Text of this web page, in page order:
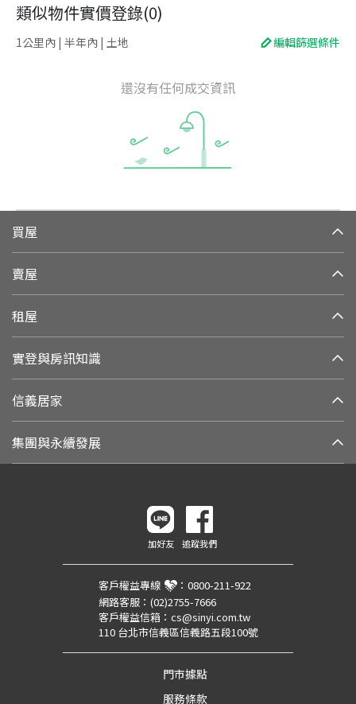
類似物件實價登錄(0)
1公里內 | 半年內 | 土地 編輯篩選條件
還沒有任何成交資訊
買屋
賣屋
租屋
實登與房訊知識
信義居家
集團與永續發展
加好友 追蹤我們
客戶權益專線 ： 0800-211-922
網路客服： (02)2755-7666
客戶權益信箱： cs@sinyi.com.tw
110 台北市信義區信義路五段100號
門市據點
服務條款